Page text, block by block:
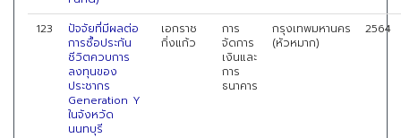
123
ปัจจัยที่มีผลต่อ
การซื้อประกัน
ชีวิตควบการ
ลงทุนของ
ประชากร
Generation Y
ในจังหวัด
นนทบุรี
เอกราช
กิ่งแก้ว
การ
จัดการ
เงินและ
การ
ธนาคาร
กรุงเทพมหานคร
(หัวหมาก)
2564